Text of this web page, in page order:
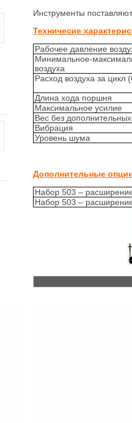
Инструменты
Техничесие
Рабочее давление
Минимальное-
воздуха
Расход воздуха за цикл
Длина хода поршня
Максимальное усилие
Вес без
Вибрация
Уровень шума
Дополнительные
Набор 503 –
Набор 503 –